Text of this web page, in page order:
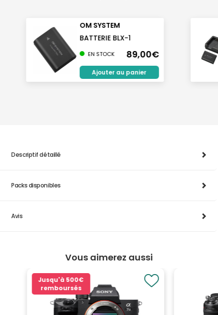
OM SYSTEM
BATTERIE BLX-1
89,00€
EN STOCK
Ajouter au panier
Descriptif détaillé
Packs disponibles
Avis
Vous aimerez aussi
Jusqu'à 500€
remboursés